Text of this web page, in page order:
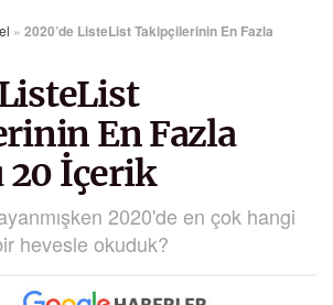
» 2020’de ListeList Takipçilerinin En Fazla
En Fazla
20 İçerik
2020'de en çok hangi
hevesle okuduk?